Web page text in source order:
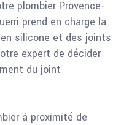
plombier Provence-
prend en charge la
silicone et des joints
expert de décider
du joint
à proximité de